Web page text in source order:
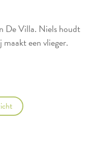
De Villa. Niels houdt
een vlieger.